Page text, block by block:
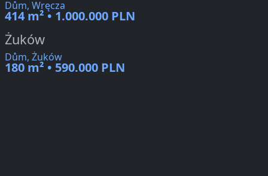
Dům, Wręcza
414 m² • 1.000.000 PLN
Żuków
Dům, Żuków
180 m² • 590.000 PLN